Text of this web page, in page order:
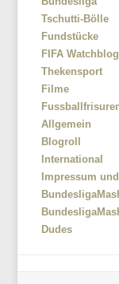
Tschutti-Bölle
Fundstücke
FIFA Watchblog
Thekensport
Filme
Allgemein
Blogroll
International
Impressum
Dudes